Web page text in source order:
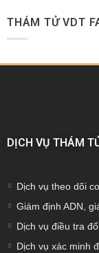
THÁM TỬ VDT
DỊCH VỤ THÁM
Dịch vụ theo dõi
Giám định ADN,
Dịch vụ điều tra
Dịch vụ xác minh